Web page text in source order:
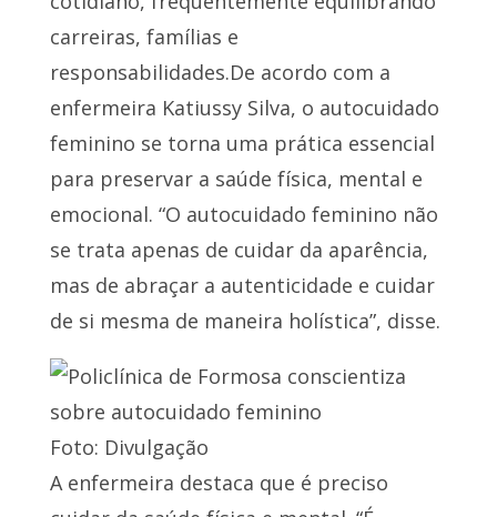
carreiras, famílias e
responsabilidades.De acordo com a
enfermeira Katiussy Silva, o autocuidado
feminino se torna uma prática essencial
para preservar a saúde física, mental e
emocional. “O autocuidado feminino não
se trata apenas de cuidar da aparência,
mas de abraçar a autenticidade e cuidar
de si mesma de maneira holística”, disse.
Foto: Divulgação
A enfermeira destaca que é preciso